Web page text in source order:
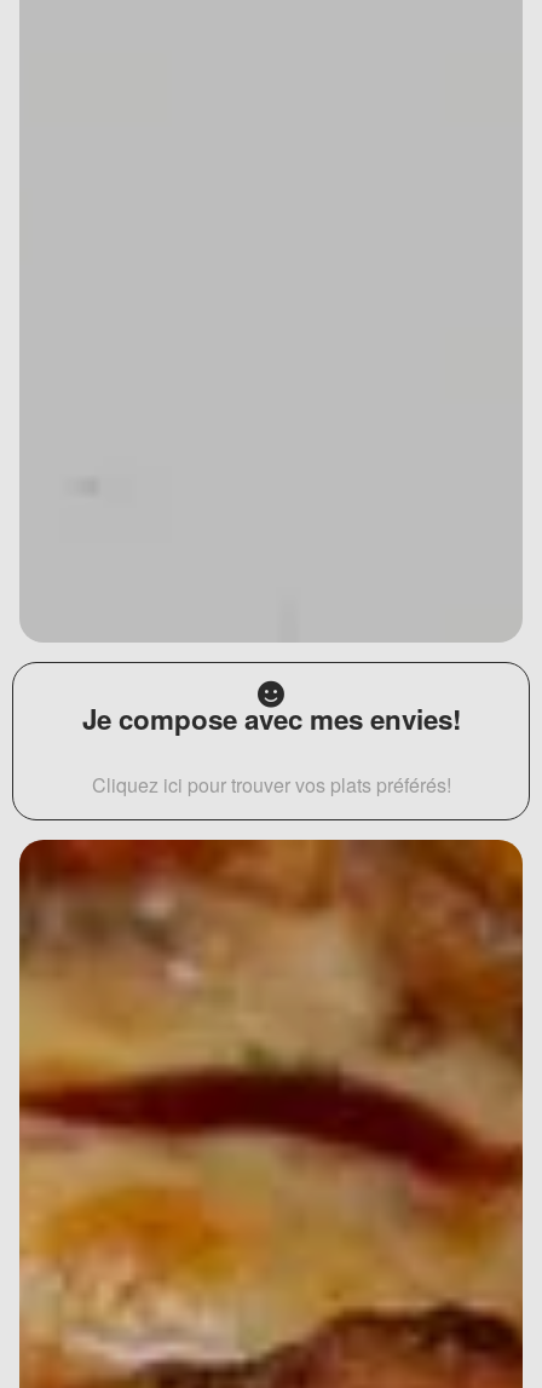
Je compose avec mes envies!
Cliquez ici pour trouver vos plats préférés!